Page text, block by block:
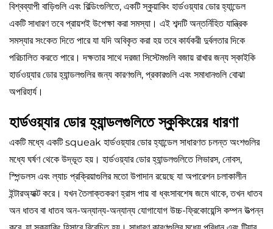
বিশ্বব্যাপী বাড়িগুলি এবং বিল্ডিংগুলিতে, একটি স্কুয়াকিং হার্ডওয়্যার ডোর হ্যান্ডেল
একটি সাধারণ তবে প্রায়শই উপেক্ষা করা সমস্যা। এই শব্দটি অন্তর্নিহিত যান্ত্রিক
সমস্যার সংকেত দিতে পারে যা যদি অবিকৃত করা হয় তবে কার্যকরী দুর্বলতার দিকে
পরিচালিত করতে পারে। দক্ষতার সাথে দরজা সিস্টেমগুলি বজায় রাখার জন্য স্কাইকি
হার্ডওয়্যার ডোর হ্যান্ডলগুলির জন্য কারণগুলি, প্রকারগুলি এবং সমাধানগুলি বোঝা
অপরিহার্য।
হার্ডওয়্যার ডোর হ্যান্ডলগুলিতে স্কুকিংয়ের ধারণা
একটি মধ্যে একটি squeak হার্ডওয়্যার ডোর হ্যান্ডেলসাধারণত চলন্ত অংশগুলির
মধ্যে ঘর্ষণ থেকে উদ্ভূত হয়। হার্ডওয়্যার ডোর হ্যান্ডলগুলিতে লিভারস, নোবস,
স্পিন্ডলস এবং ল্যাচ প্রক্রিয়াগুলির মতো উপাদান রয়েছে যা অপারেশন চলাকালীন
ইন্টারঅ্যাক্ট করে। যখন তৈলাক্তকরণ হ্রাস পায় বা ধ্বংসাবশেষ জমে থাকে, তখন ধাতব
অন ধাতব বা ধাতব অন-অন্যান্য-অন্যান্য যোগাযোগ উচ্চ-ফ্রিকোয়েন্সি কম্পন উত্পন্ন